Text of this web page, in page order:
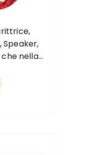
nella
forse
fortunata